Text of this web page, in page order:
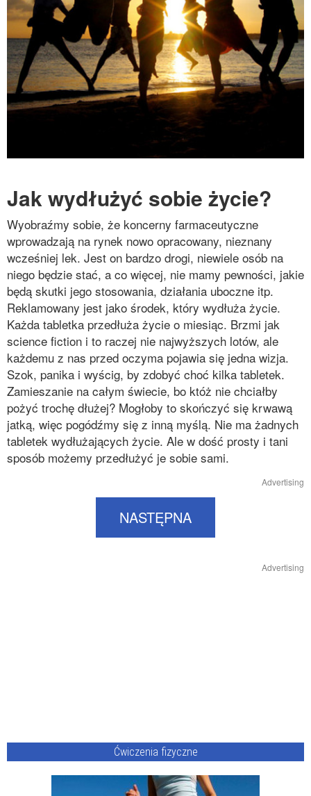
Jak wydłużyć sobie życie?
Wyobraźmy sobie, że koncerny farmaceutyczne
wprowadzają na rynek nowo opracowany, nieznany
wcześniej lek. Jest on bardzo drogi, niewiele osób na
niego będzie stać, a co więcej, nie mamy pewności, jakie
będą skutki jego stosowania, działania uboczne itp.
Reklamowany jest jako środek, który wydłuża życie.
Każda tabletka przedłuża życie o miesiąc. Brzmi jak
science fiction i to raczej nie najwyższych lotów, ale
każdemu z nas przed oczyma pojawia się jedna wizja.
Szok, panika i wyścig, by zdobyć choć kilka tabletek.
Zamieszanie na całym świecie, bo któż nie chciałby
pożyć trochę dłużej? Mogłoby to skończyć się krwawą
jatką, więc pogódźmy się z inną myślą. Nie ma żadnych
tabletek wydłużających życie. Ale w dość prosty i tani
sposób możemy przedłużyć je sobie sami.
Advertising
NASTĘPNA
Advertising
Ćwiczenia fizyczne